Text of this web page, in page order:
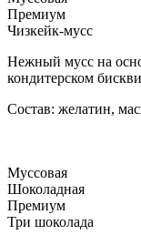
Премиум
Чизкейк-мусс
Нежный мусс на
кондитерском
Состав: желатин,
Муссовая
Шоколадная
Премиум
Три шоколада